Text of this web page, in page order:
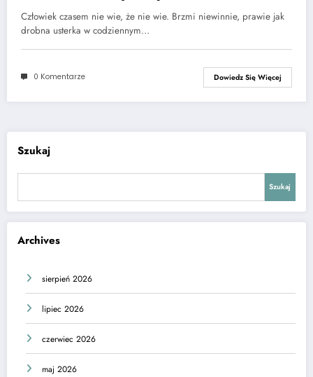
Człowiek czasem nie wie, że nie wie. Brzmi niewinnie, prawie jak
drobna usterka w codziennym…
0 Komentarze Dowiedz Się Więcej
Szukaj
Szukaj
Archives
sierpień 2026
lipiec 2026
czerwiec 2026
maj 2026